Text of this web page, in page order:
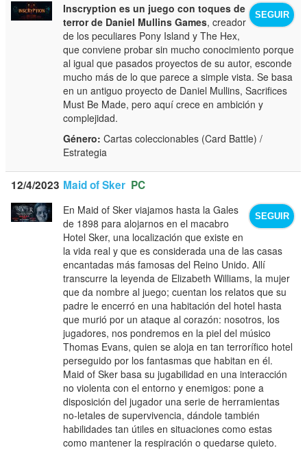
SEGUIR
Inscryption es un juego con toques de
terror de Daniel Mullins Games, creador
de los peculiares Pony Island y The Hex,
que conviene probar sin mucho conocimiento porque
al igual que pasados proyectos de su autor, esconde
mucho más de lo que parece a simple vista. Se basa
en un antiguo proyecto de Daniel Mullins, Sacrifices
Must Be Made, pero aquí crece en ambición y
complejidad.
Género: Cartas coleccionables (Card Battle) /
Estrategia
12/4/2023 Maid of Sker PC
SEGUIR
En Maid of Sker viajamos hasta la Gales
de 1898 para alojarnos en el macabro
Hotel Sker, una localización que existe en
la vida real y que es considerada una de las casas
encantadas más famosas del Reino Unido. Allí
transcurre la leyenda de Elizabeth Williams, la mujer
que da nombre al juego; cuentan los relatos que su
padre le encerró en una habitación del hotel hasta
que murió por un ataque al corazón: nosotros, los
jugadores, nos pondremos en la piel del músico
Thomas Evans, quien se aloja en tan terrorífico hotel
perseguido por los fantasmas que habitan en él.
Maid of Sker basa su jugabilidad en una interacción
no violenta con el entorno y enemigos: pone a
disposición del jugador una serie de herramientas
no-letales de supervivencia, dándole también
habilidades tan útiles en situaciones como estas
como mantener la respiración o quedarse quieto.